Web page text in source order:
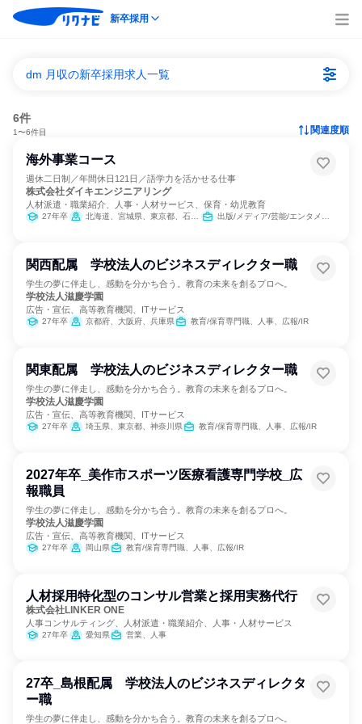
新卒採用
dm 月収の新卒採用求人一覧
6件
1〜6件目 関連度順
海外事業コース
週休二日制／年間休日121日／語学力を活かせる仕事
株式会社ダイキエンジニアリング
人材派遣・職業紹介、人事・人材サービス、保育・幼児教育
27年卒 北海道、宮城県、東京都、石川県、愛知県、大阪府、広島県、福岡県 出版/メディア/芸能/エンタメ専門職、営業、バックオフィス・事務・受付、広報/IR
関西配属 学校法人のビジネスディレクター職
学生の夢に伴走し、感動を分かち合う。教育の未来を創るプロへ。
学校法人滋慶学園
広告・宣伝、高等教育機関、ITサービス
27年卒 京都府、大阪府、兵庫県 教育/保育専門職、人事、広報/IR
関東配属 学校法人のビジネスディレクター職
学生の夢に伴走し、感動を分かち合う。教育の未来を創るプロへ。
学校法人滋慶学園
広告・宣伝、高等教育機関、ITサービス
27年卒 埼玉県、東京都、神奈川県 教育/保育専門職、人事、広報/IR
2027年卒_美作市スポーツ医療看護専門学校_広
報職員
学生の夢に伴走し、感動を分かち合う。教育の未来を創るプロへ。
学校法人滋慶学園
広告・宣伝、高等教育機関、ITサービス
27年卒 岡山県 教育/保育専門職、人事、広報/IR
人材採用特化型のコンサル営業と採用実務代行
株式会社LINKER ONE
人事コンサルティング、人材派遣・職業紹介、人事・人材サービス
27年卒 愛知県 営業、人事
27卒_島根配属 学校法人のビジネスディレクタ
ー職
学生の夢に伴走し、感動を分かち合う。教育の未来を創るプロへ。